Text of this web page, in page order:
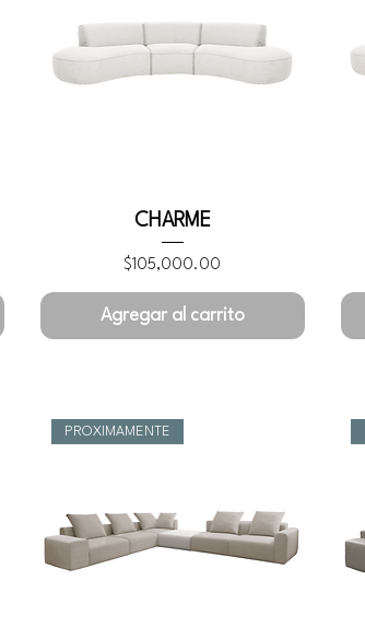
CHARME
Precio
$105,000.00
Agregar al carrito
PROXIMAMENTE